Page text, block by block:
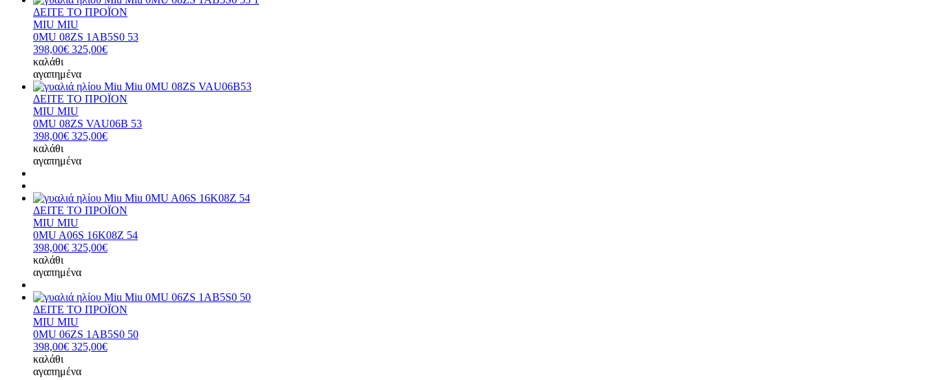
ΔΕΙΤΕ ΤΟ ΠΡΟΪΟΝ
MIU MIU
0MU 08ZS 1AB5S0 53
398,00€ 325,00€
καλάθι
αγαπημένα
ΔΕΙΤΕ ΤΟ ΠΡΟΪΟΝ
MIU MIU
0MU 08ZS VAU06B 53
398,00€ 325,00€
καλάθι
αγαπημένα
ΔΕΙΤΕ ΤΟ ΠΡΟΪΟΝ
MIU MIU
0MU A06S 16K08Z 54
398,00€ 325,00€
καλάθι
αγαπημένα
ΔΕΙΤΕ ΤΟ ΠΡΟΪΟΝ
MIU MIU
0MU 06ZS 1AB5S0 50
398,00€ 325,00€
καλάθι
αγαπημένα